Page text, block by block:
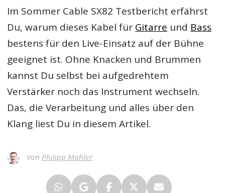
Im Sommer Cable SX82 Testbericht erfährst
Du, warum dieses Kabel für Gitarre und Bass
bestens für den Live-Einsatz auf der Bühne
geeignet ist. Ohne Knacken und Brummen
kannst Du selbst bei aufgedrehtem
Verstärker noch das Instrument wechseln.
Das, die Verarbeitung und alles über den
Klang liest Du in diesem Artikel.
Von Philipp Mahler